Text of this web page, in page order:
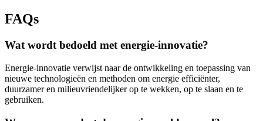
FAQs
Wat wordt bedoeld met energie-innovatie?
Energie-innovatie verwijst naar de ontwikkeling en toepassing van
nieuwe technologieën en methoden om energie efficiënter,
duurzamer en milieuvriendelijker op te wekken, op te slaan en te
gebruiken.